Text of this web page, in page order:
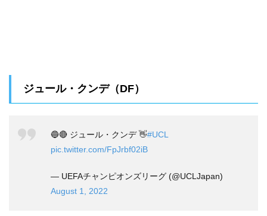
ジュール・クンデ（DF）
🔵🔴 ジュール・クンデ 👋#UCL
pic.twitter.com/FpJrbf02iB
— UEFAチャンピオンズリーグ (@UCLJapan)
August 1, 2022